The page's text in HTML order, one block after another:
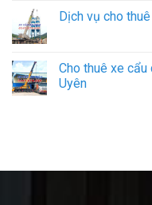
Dịch vụ cho
Cho thuê xe cẩu
Uyên